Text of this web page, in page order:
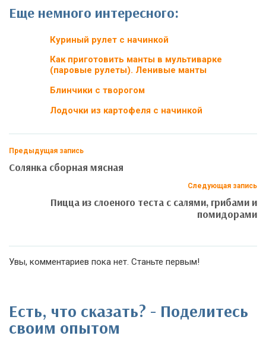
Еще немного интересного:
Куриный рулет с начинкой
Как приготовить манты в мультиварке
(паровые рулеты). Ленивые манты
Блинчики с творогом
Лодочки из картофеля с начинкой
Предыдущая запись
Солянка сборная мясная
Следующая запись
Пицца из слоеного теста с салями, грибами и
помидорами
Увы, комментариев пока нет. Станьте первым!
Есть, что сказать? - Поделитесь
своим опытом